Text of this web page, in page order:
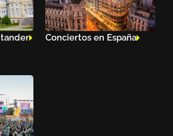
Conciertos en España